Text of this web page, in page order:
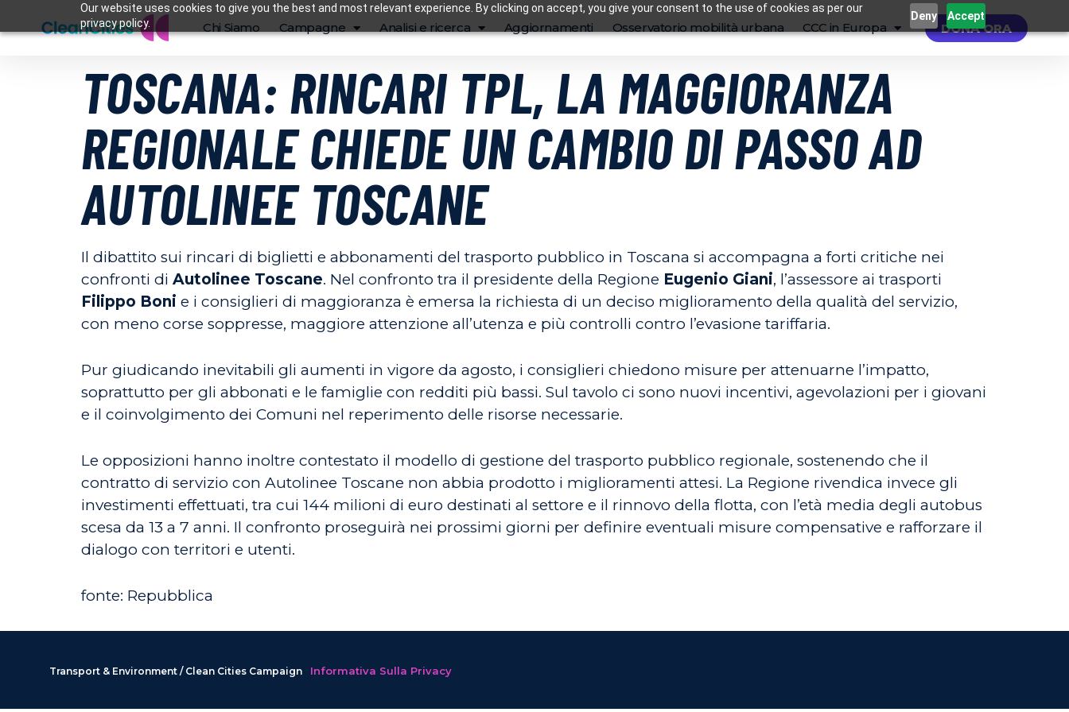
Our website uses cookies to give you the best and most relevant experience. By clicking on accept, you give your consent to the use of cookies as per our
privacy policy.
Deny Accept
Chi Siamo Campagne Analisi e ricerca Aggiornamenti Osservatorio mobilità urbana CCC in Europa DONA ORA
TOSCANA: RINCARI TPL, LA MAGGIORANZA
REGIONALE CHIEDE UN CAMBIO DI PASSO AD
AUTOLINEE TOSCANE
Il dibattito sui rincari di biglietti e abbonamenti del trasporto pubblico in Toscana si accompagna a forti critiche nei
confronti di Autolinee Toscane. Nel confronto tra il presidente della Regione Eugenio Giani, l’assessore ai trasporti
Filippo Boni e i consiglieri di maggioranza è emersa la richiesta di un deciso miglioramento della qualità del servizio,
con meno corse soppresse, maggiore attenzione all’utenza e più controlli contro l’evasione tariffaria.
Pur giudicando inevitabili gli aumenti in vigore da agosto, i consiglieri chiedono misure per attenuarne l’impatto,
soprattutto per gli abbonati e le famiglie con redditi più bassi. Sul tavolo ci sono nuovi incentivi, agevolazioni per i giovani
e il coinvolgimento dei Comuni nel reperimento delle risorse necessarie.
Le opposizioni hanno inoltre contestato il modello di gestione del trasporto pubblico regionale, sostenendo che il
contratto di servizio con Autolinee Toscane non abbia prodotto i miglioramenti attesi. La Regione rivendica invece gli
investimenti effettuati, tra cui 144 milioni di euro destinati al settore e il rinnovo della flotta, con l’età media degli autobus
scesa da 13 a 7 anni. Il confronto proseguirà nei prossimi giorni per definire eventuali misure compensative e rafforzare il
dialogo con territori e utenti.
fonte: Repubblica
Transport & Environment / Clean Cities Campaign Informativa Sulla Privacy